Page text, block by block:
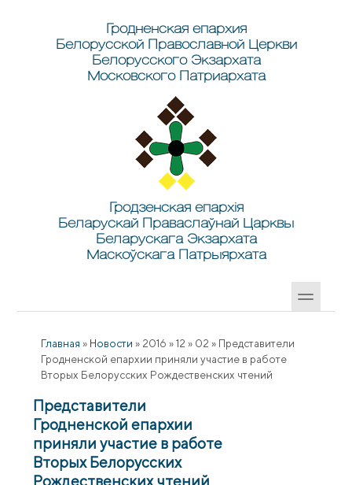
Гродненская епархия
Белорусской Православной Церкви
Белорусского Экзархата
Московского Патриархата
Гродзенская епархія
Беларускай Праваслаўнай Царквы
Беларускага Экзархата
Маскоўскага Патрыярхата
Главная » Новости » 2016 » 12 » 02 » Представители
Гродненской епархии приняли участие в работе
Вторых Белорусских Рождественских чтений
Представители
Гродненской епархии
приняли участие в работе
Вторых Белорусских
Рождественских чтений